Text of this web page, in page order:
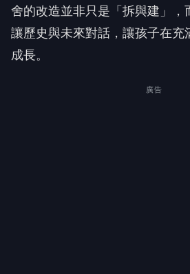
舍的改造並非只是「拆與建」，
讓歷史與未來對話，讓孩子在充
成長。
廣告